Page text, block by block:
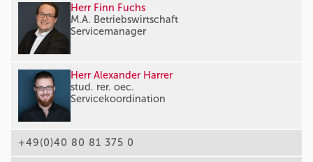
Herr Finn Fuchs
M.A. Betriebswirtschaft
Servicemanager
Herr Alexander Harrer
stud. rer. oec.
Servicekoordination
+49(0)40 80 81 375 0